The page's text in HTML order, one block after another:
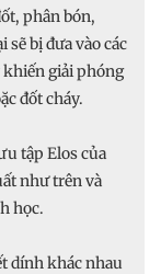
phân bón,
sẽ bị đưa vào các
khiến giải phóng
đốt cháy.
tập Elos của
như trên và
học.
dính khác nhau